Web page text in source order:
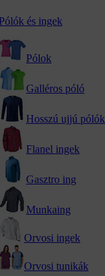
Pólók és ingek
Pólok
Galléros póló
Hosszú ujjú pólók
Flanel ingek
Gasztro ing
Munkaing
Orvosi ingek
Orvosi tunikák